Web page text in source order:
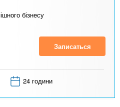
бізнесу
Записаться
24 години